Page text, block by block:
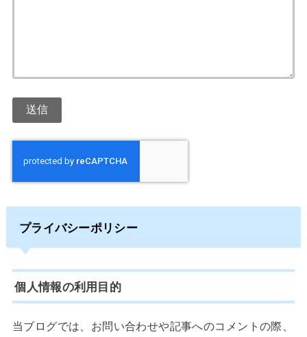
プライバシーポリシー
個人情報の利用目的
当ブログでは、お問い合わせや記事へのコメントの際、